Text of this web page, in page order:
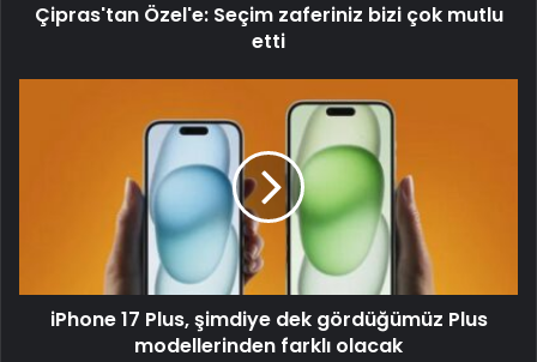
Çipras'tan Özel'e: Seçim zaferiniz bizi çok mutlu
etti
iPhone 17 Plus, şimdiye dek gördüğümüz Plus
modellerinden farklı olacak